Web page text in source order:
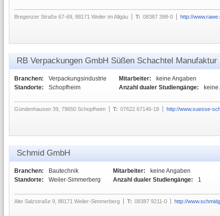
Bregenzer Straße 67-69, 88171 Weiler im Allgäu T: 08387 398-0 http://
RB Verpackungen GmbH Süßen Schachtel Manufaktur
Branchen:
Verpackungsindustrie
Standorte:
Schopfheim
Mitarbeiter:
keine Angaben
Anzahl dualer Studiengänge:
Gündenhausen 39, 79650 Schopfheim T: 07622 67146-18 http://www.suesse-
Schmid GmbH
Branchen:
Bautechnik
Standorte:
Weiler-Simmerberg
Mitarbeiter:
keine Angaben
Anzahl dualer Studiengänge:
1
Alte Salzstraße 9, 88171 Weiler-Simmerberg T: 08387 9211-0 http://